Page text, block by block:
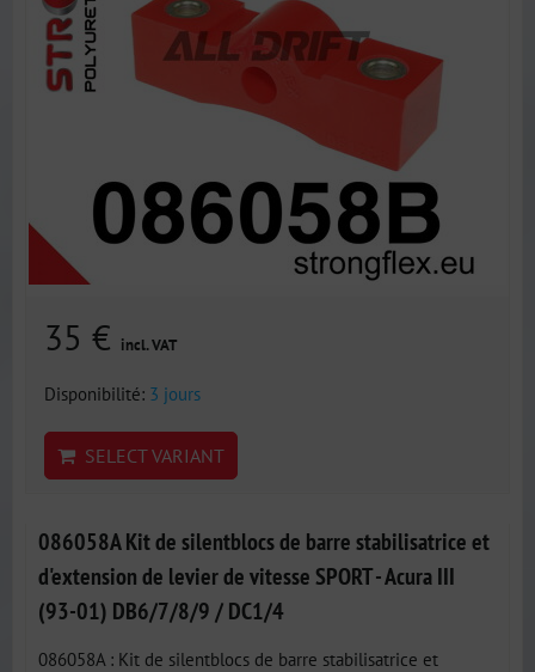
35 € incl. VAT
Disponibilité: 3 jours
SELECT VARIANT
086058A Kit de silentblocs de barre stabilisatrice et
d'extension de levier de vitesse SPORT - Acura III
(93-01) DB6/7/8/9 / DC1/4
086058A : Kit de silentblocs de barre stabilisatrice et